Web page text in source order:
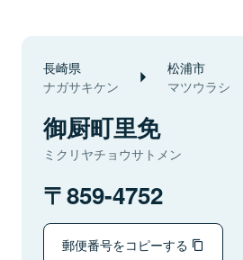
長崎県
ナガサキケン
松浦市
マツウラシ
御厨町里免
ミクリヤチョウサトメン
859-4752
郵便番号をコピーする